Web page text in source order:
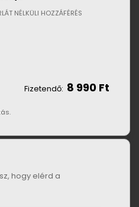
NÉLKÜLI HOZZÁFÉRÉS
Fizetendő: 8 990 Ft
hogy elérd a